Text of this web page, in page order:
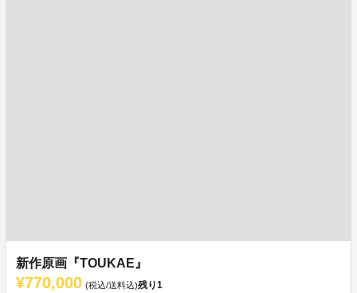
新作原画『TOUKAE』
¥770,000 (税込/送料込)残り1